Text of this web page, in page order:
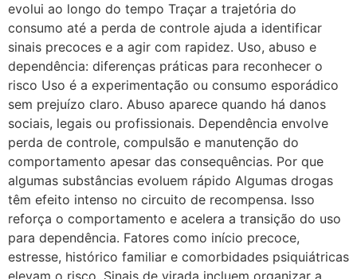
evolui ao longo do tempo Traçar a trajetória do
consumo até a perda de controle ajuda a identificar
sinais precoces e a agir com rapidez. Uso, abuso e
dependência: diferenças práticas para reconhecer o
risco Uso é a experimentação ou consumo esporádico
sem prejuízo claro. Abuso aparece quando há danos
sociais, legais ou profissionais. Dependência envolve
perda de controle, compulsão e manutenção do
comportamento apesar das consequências. Por que
algumas substâncias evoluem rápido Algumas drogas
têm efeito intenso no circuito de recompensa. Isso
reforça o comportamento e acelera a transição do uso
para dependência. Fatores como início precoce,
estresse, histórico familiar e comorbidades psiquiátricas
elevam o risco. Sinais de virada incluem organizar a